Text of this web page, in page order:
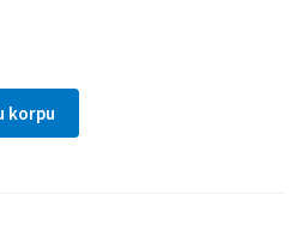
korpu